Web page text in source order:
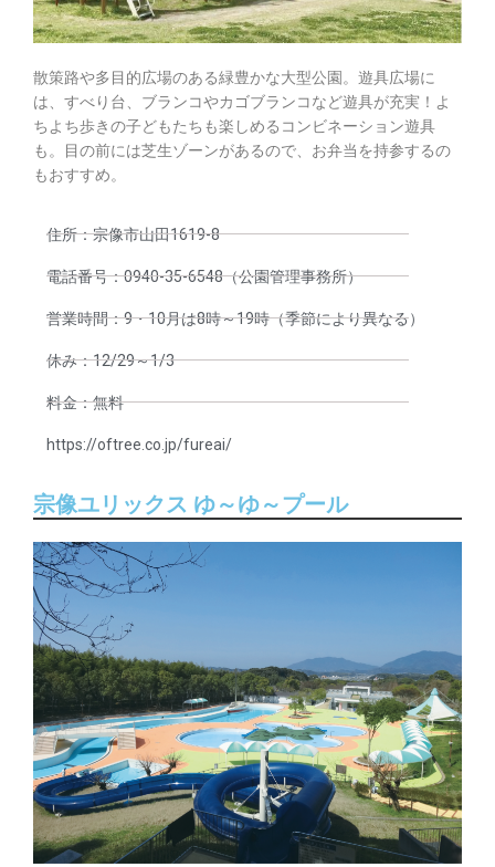
散策路や多目的広場のある緑豊かな大型公園。遊具広場に
は、すべり台、ブランコやカゴブランコなど遊具が充実！よ
ちよち歩きの子どもたちも楽しめるコンビネーション遊具
も。目の前には芝生ゾーンがあるので、お弁当を持参するの
もおすすめ。
住所：宗像市山田1619-8
電話番号：0940-35-6548（公園管理事務所）
営業時間：9・10月は8時～19時（季節により異なる）
休み：12/29～1/3
料金：無料
https://oftree.co.jp/fureai/
宗像ユリックス ゆ～ゆ～プール